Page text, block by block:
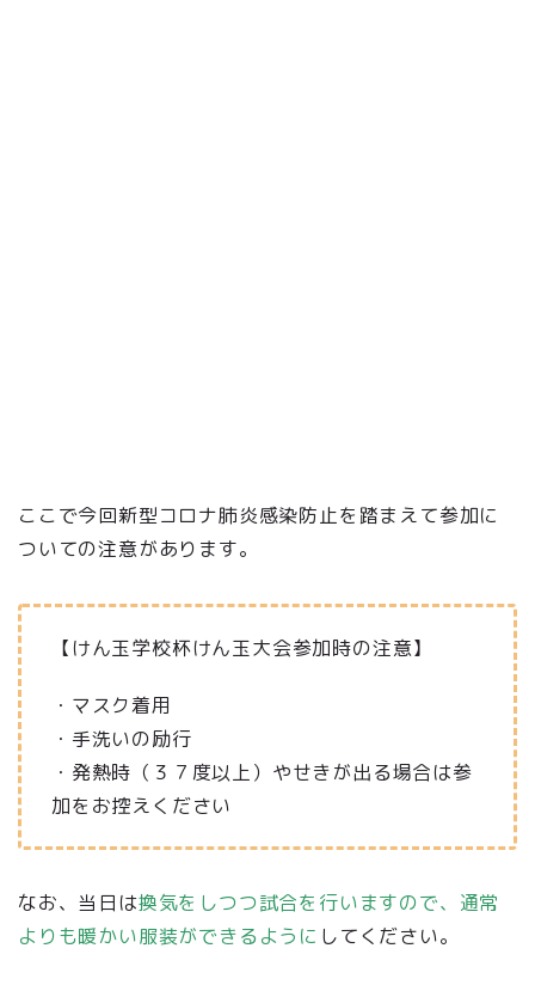
ここで今回新型コロナ肺炎感染防止を踏まえて参加に
ついての注意があります。
【けん玉学校杯けん玉大会参加時の注意】
・マスク着用
・手洗いの励行
・発熱時（３７度以上）やせきが出る場合は参
加をお控えください
なお、当日は換気をしつつ試合を行いますので、通常
よりも暖かい服装ができるように してください。